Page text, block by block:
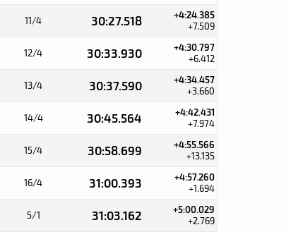
11/4 30:27.518 +4:24.385
+7.509
12/4 30:33.930 +4:30.797
+6.412
13/4 30:37.590 +4:34.457
+3.660
14/4 30:45.564 +4:42.431
+7.974
15/4 30:58.699 +4:55.566
+13.135
16/4 31:00.393 +4:57.260
+1.694
5/1 31:03.162 +5:00.029
+2.769